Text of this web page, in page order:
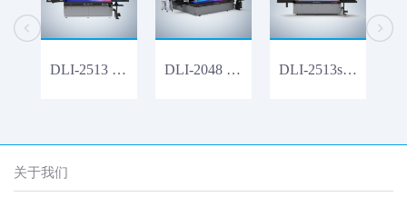
DLI-2513 Pro 视觉UV打印机 DLI-2048 粉墨一体机 DLI-2513s-G7 视觉UV打印机
关于我们